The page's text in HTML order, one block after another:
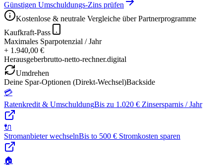
Günstigen Umschuldungs-Zins prüfen
Kostenlose & neutrale Vergleiche über Partnerprogramme
Kaufkraft-Pass
Maximales Sparpotenzial / Jahr
+ 1.940,00 €
Herausgeberbrutto-netto-rechner.digital
Umdrehen
Deine Spar-Optionen (Direkt-Wechsel)Backside
💳
Ratenkredit & UmschuldungBis zu 1.020 € Zinsersparnis / Jahr
🔌
Stromanbieter wechselnBis to 500 € Stromkosten sparen
🏠